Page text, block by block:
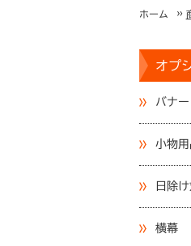
ホーム »
オプ
バナー
小物用
日除
横幕